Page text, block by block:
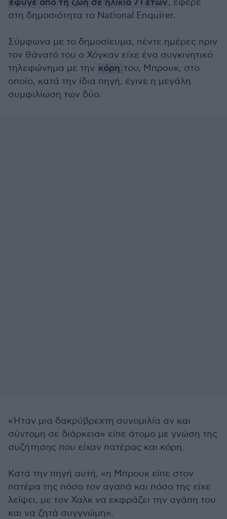
έφυγε από τη ζωή σε ηλικία 71 ετών, έφερε
στη δημοσιότητα το National Enquirer.
Σύμφωνα με το δημοσίευμα, πέντε ημέρες πριν
τον θάνατό του ο Χόγκαν είχε ένα συγκινητικό
τηλεφώνημα με την κόρη του, Μπρουκ, στο
οποίο, κατά την ίδια πηγή, έγινε η μεγάλη
συμφιλίωση των δύο.
«Ήταν μια δακρύβρεχτη συνομιλία αν και
σύντομη σε διάρκεια» είπε άτομο με γνώση της
συζήτησης που είχαν πατέρας και κόρη.
Κατά την πηγή αυτή, «η Μπρουκ είπε στον
πατέρα της πόσο τον αγαπά και πόσο της είχε
λείψει, με τον Χαλκ να εκφράζει την αγάπη του
και να ζητά συγγνώμη».